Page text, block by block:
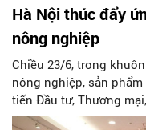
Hà Nội thúc đẩy
nông nghiệp
Chiều 23/6, trong
nông nghiệp, sản phẩm
tiến Đầu tư, Thương
Nội (HPA) phối hợp với